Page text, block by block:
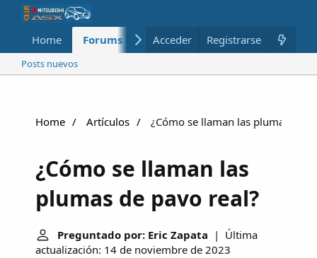
Home Forums Nuevo Miembros
Acceder Registrarse
Posts nuevos
Home Artículos ¿Cómo se llaman las plumas de
¿Cómo se llaman las
plumas de pavo real?
Preguntado por: Eric Zapata | Última
actualización: 14 de noviembre de 2023